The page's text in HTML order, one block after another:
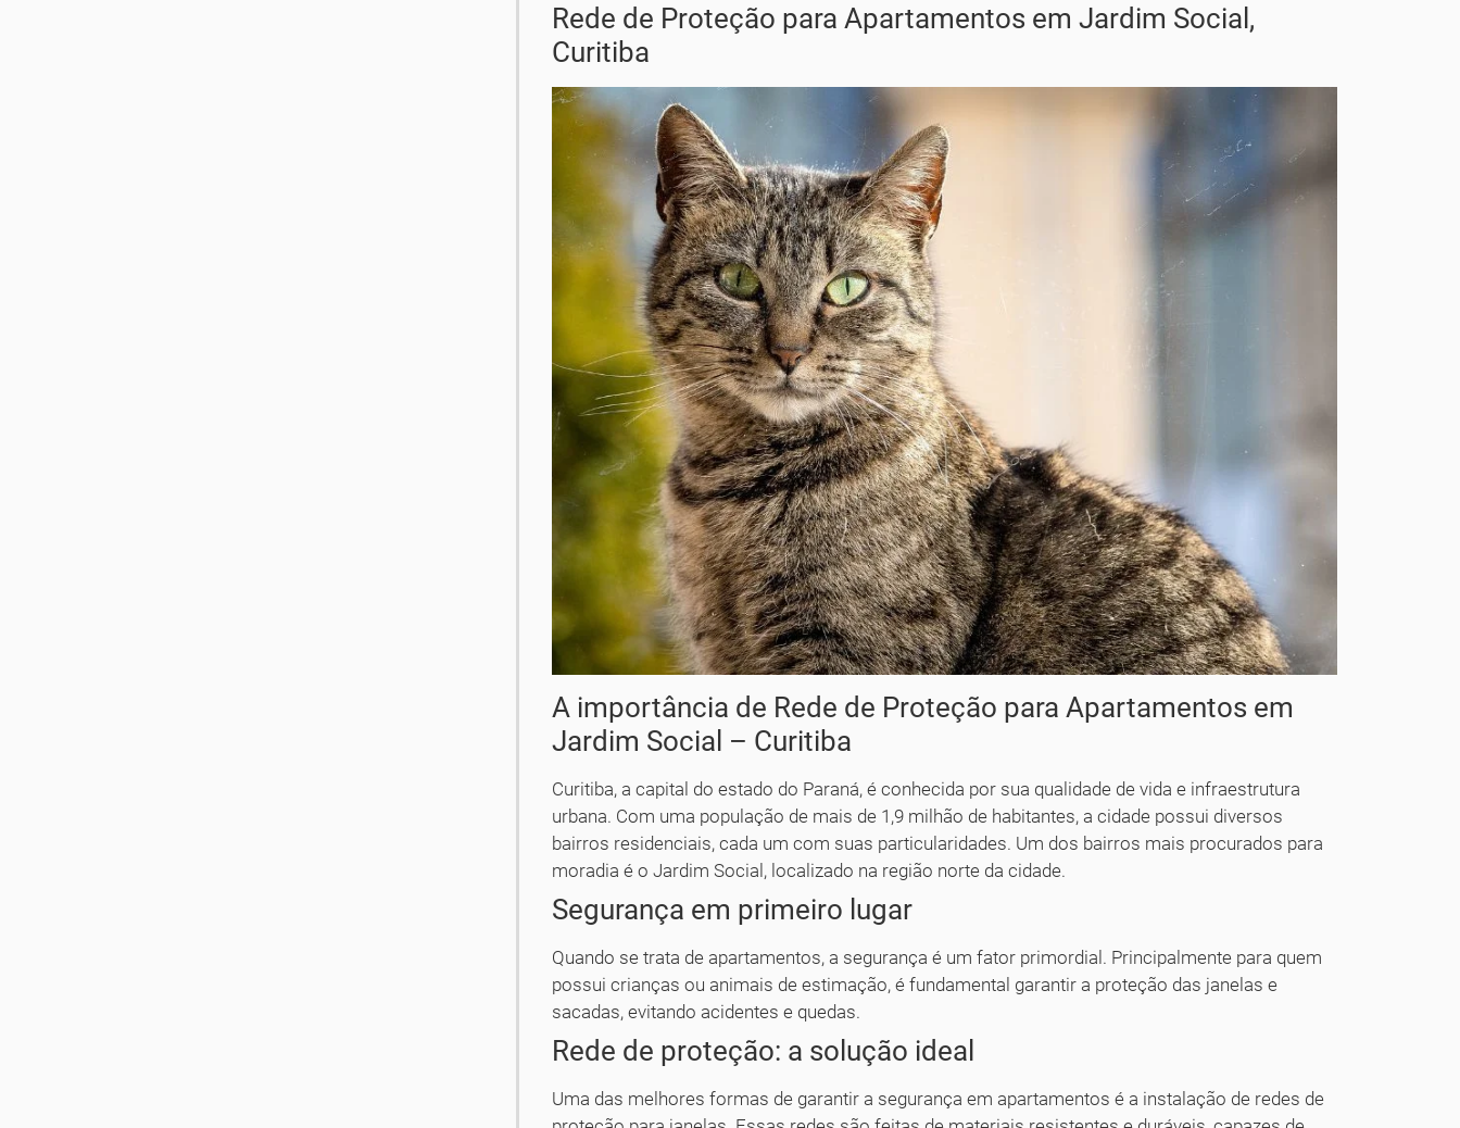
Rede de Proteção para Apartamentos em Jardim Social,
Curitiba
A importância de Rede de Proteção para Apartamentos em
Jardim Social – Curitiba
Curitiba, a capital do estado do Paraná, é conhecida por sua qualidade de vida e infraestrutura
urbana. Com uma população de mais de 1,9 milhão de habitantes, a cidade possui diversos
bairros residenciais, cada um com suas particularidades. Um dos bairros mais procurados para
moradia é o Jardim Social, localizado na região norte da cidade.
Segurança em primeiro lugar
Quando se trata de apartamentos, a segurança é um fator primordial. Principalmente para quem
possui crianças ou animais de estimação, é fundamental garantir a proteção das janelas e
sacadas, evitando acidentes e quedas.
Rede de proteção: a solução ideal
Uma das melhores formas de garantir a segurança em apartamentos é a instalação de redes de